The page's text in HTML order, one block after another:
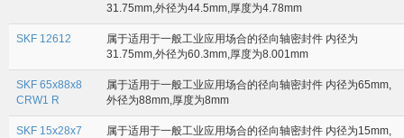
31.75mm,外径为44.5mm,厚度为4.78mm
SKF 12612
属于适用于一般工业应用场合的径向轴密封件 内径为
31.75mm,外径为60.3mm,厚度为8.001mm
SKF 65x88x8
CRW1 R
属于适用于一般工业应用场合的径向轴密封件 内径为65mm,
外径为88mm,厚度为8mm
SKF 15x28x7
属于适用于一般工业应用场合的径向轴密封件 内径为15mm,